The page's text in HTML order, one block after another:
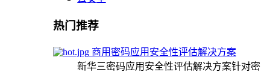
热门推荐
商用密码应用安全性评估解决方案
新华三密码应用安全性评估解决方案针对密